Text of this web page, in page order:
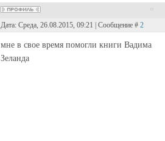
Дата: Среда, 26.08.2015, 09:21 | Сообщение # 2
мне в свое время помогли книги Вадима
Зеланда